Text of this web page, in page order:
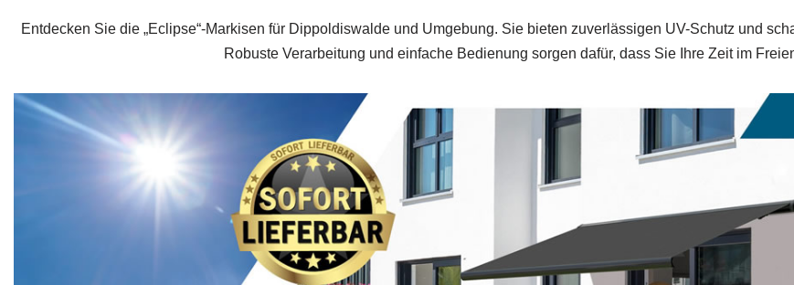
Entdecken Sie die „Eclipse“-Markisen für Dippoldiswalde und Umgebung. Sie bieten zuverlässigen UV-Schutz und
Robuste Verarbeitung und einfache Bedienung sorgen dafür, dass Sie Ihre Zeit im